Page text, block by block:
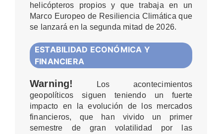
helicópteros propios y que trabaja en un
Marco Europeo de Resiliencia Climática que
se lanzará en la segunda mitad de 2026.
ESTABILIDAD ECONÓMICA Y
FINANCIERA
Warning!
Los acontecimientos
geopolíticos siguen teniendo un fuerte
impacto en la evolución de los mercados
financieros, que han vivido un primer
semestre de gran volatilidad por las